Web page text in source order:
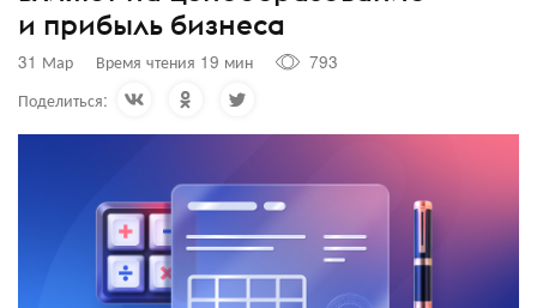
и прибыль бизнеса
31 Мар Время чтения 19 мин
793
Поделиться: